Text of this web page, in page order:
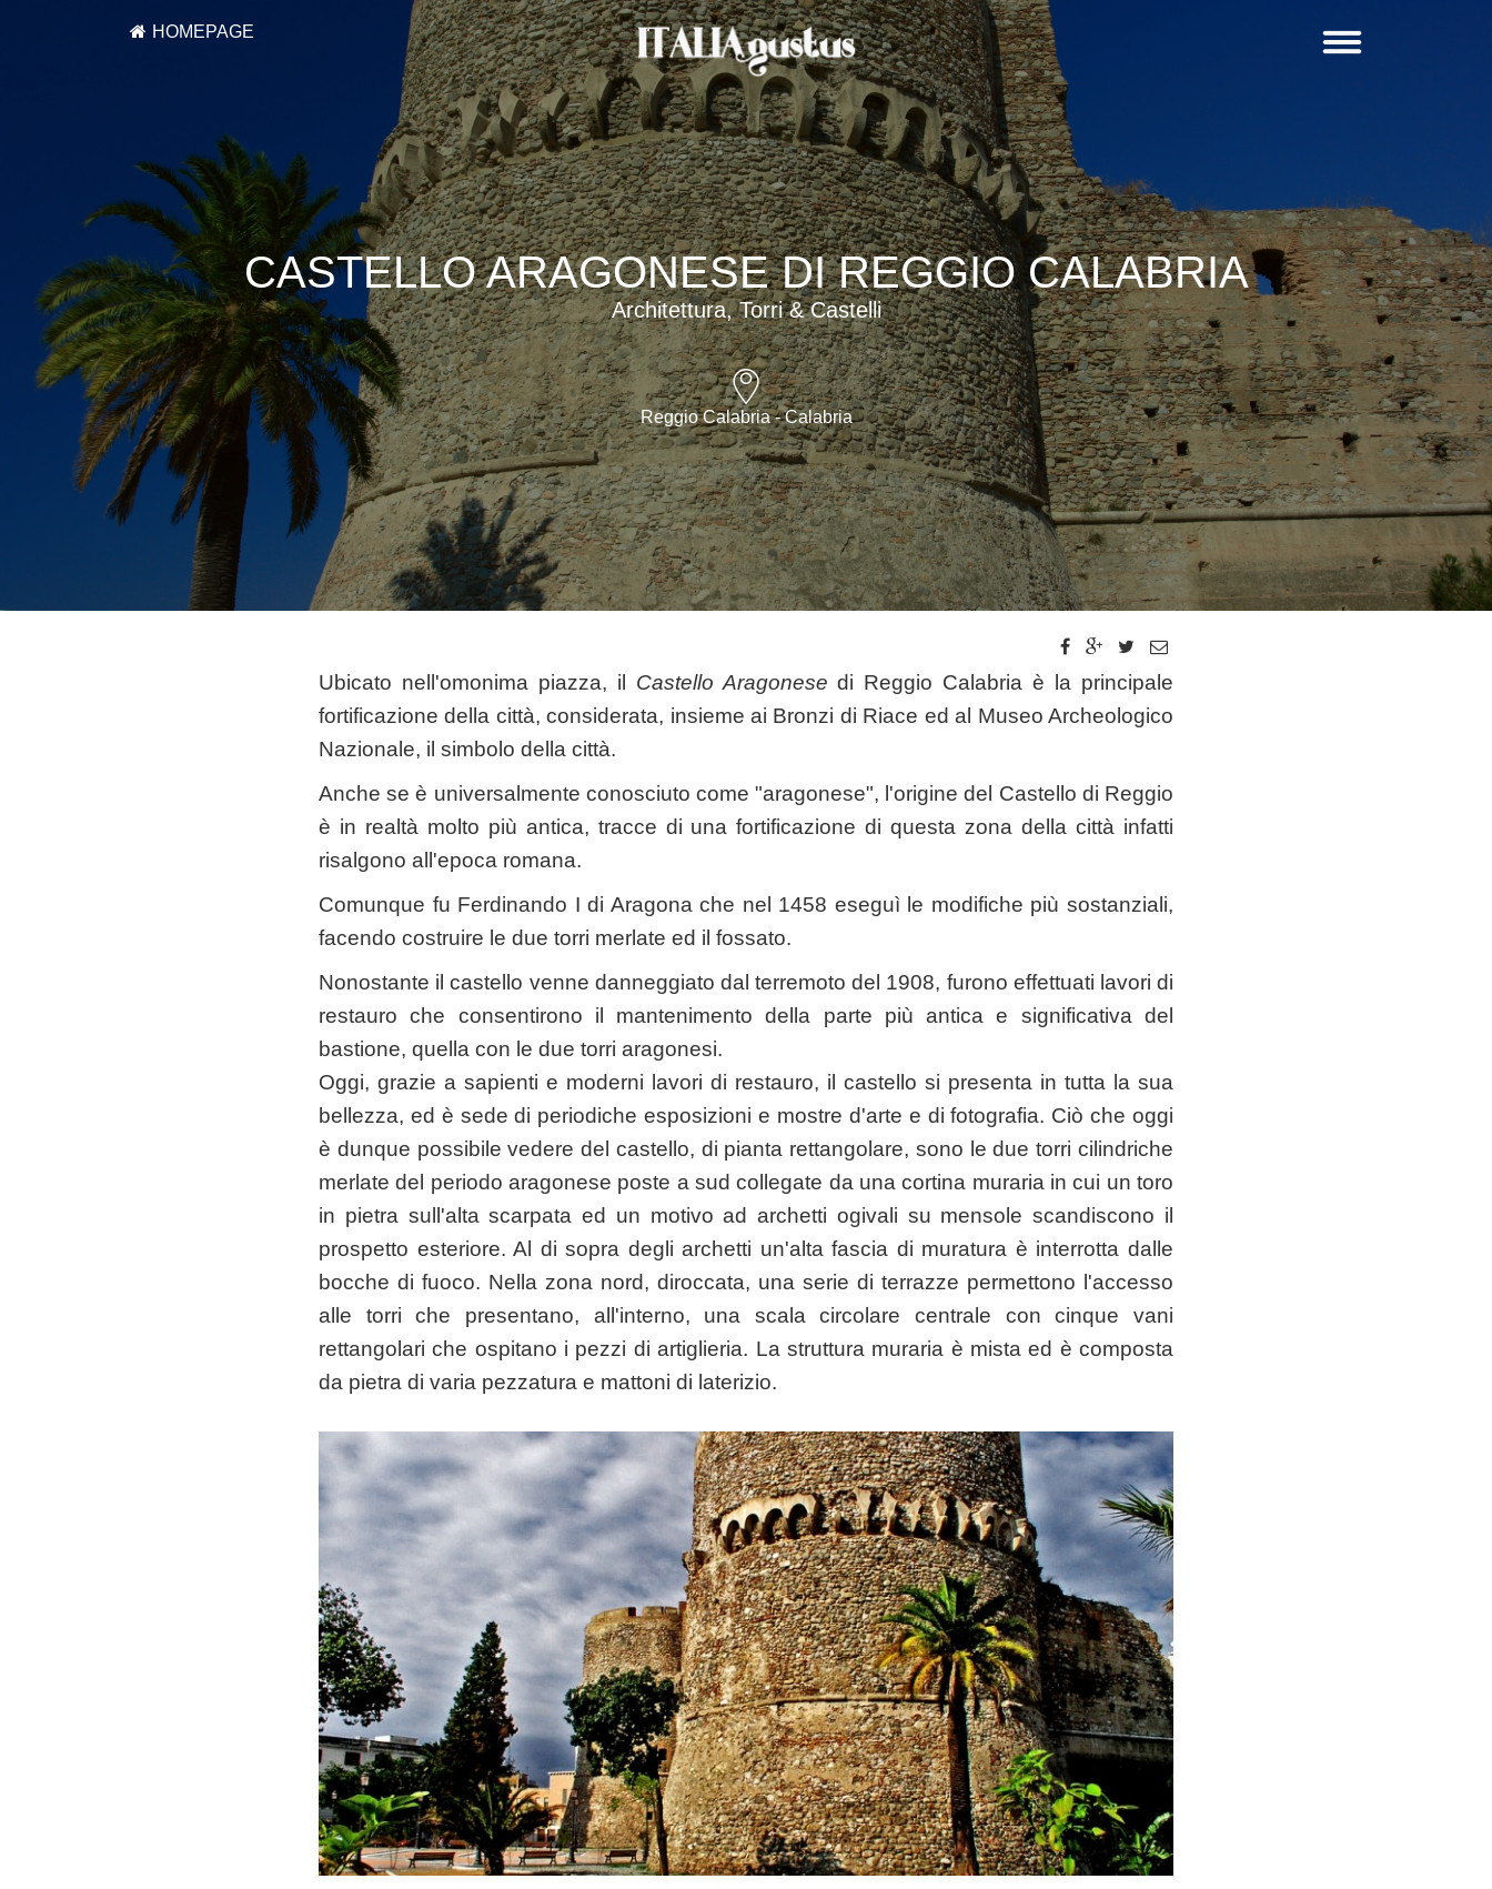
HOMEPAGE
CASTELLO ARAGONESE DI REGGIO CALABRIA
Architettura, Torri & Castelli
Reggio Calabria - Calabria
Ubicato nell'omonima piazza, il Castello Aragonese di Reggio Calabria è la principale
fortificazione della città, considerata, insieme ai Bronzi di Riace ed al Museo Archeologico
Nazionale, il simbolo della città.
Anche se è universalmente conosciuto come "aragonese", l'origine del Castello di Reggio
è in realtà molto più antica, tracce di una fortificazione di questa zona della città infatti
risalgono all'epoca romana.
Comunque fu Ferdinando I di Aragona che nel 1458 eseguì le modifiche più sostanziali,
facendo costruire le due torri merlate ed il fossato.
Nonostante il castello venne danneggiato dal terremoto del 1908, furono effettuati lavori di
restauro che consentirono il mantenimento della parte più antica e significativa del
bastione, quella con le due torri aragonesi.
Oggi, grazie a sapienti e moderni lavori di restauro, il castello si presenta in tutta la sua
bellezza, ed è sede di periodiche esposizioni e mostre d'arte e di fotografia. Ciò che oggi
è dunque possibile vedere del castello, di pianta rettangolare, sono le due torri cilindriche
merlate del periodo aragonese poste a sud collegate da una cortina muraria in cui un toro
in pietra sull'alta scarpata ed un motivo ad archetti ogivali su mensole scandiscono il
prospetto esteriore. Al di sopra degli archetti un'alta fascia di muratura è interrotta dalle
bocche di fuoco. Nella zona nord, diroccata, una serie di terrazze permettono l'accesso
alle torri che presentano, all'interno, una scala circolare centrale con cinque vani
rettangolari che ospitano i pezzi di artiglieria. La struttura muraria è mista ed è composta
da pietra di varia pezzatura e mattoni di laterizio.